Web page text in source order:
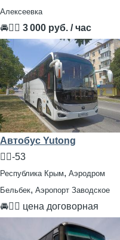
Алексеевка
🚘👨‍✈ 3 000 руб. / час
Автобус Yutong
🧍‍♂️-53
Республика Крым, Аэродром
Бельбек, Аэропорт Заводское
🚘👨‍✈ цена договорная